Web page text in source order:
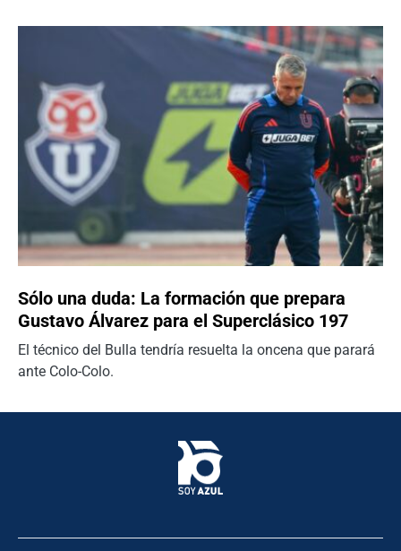
Sólo una duda: La formación que prepara
Gustavo Álvarez para el Superclásico 197
El técnico del Bulla tendría resuelta la oncena que parará
ante Colo-Colo.